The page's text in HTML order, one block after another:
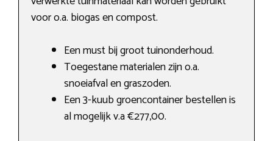
voor o.a. biogas en compost.
Een must bij groot tuinonderhoud.
Toegestane materialen zijn o.a.
snoeiafval en graszoden.
Een 3-kuub groencontainer bestellen is
al mogelijk v.a €277,00.